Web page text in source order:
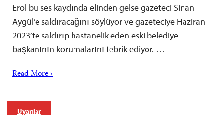
Erol bu ses kaydında elinden gelse gazeteci Sinan
Aygül’e saldıracağını söylüyor ve gazeteciye Haziran
2023’te saldırıp hastanelik eden eski belediye
başkanının korumalarını tebrik ediyor. …
Read More ›
Uyarılar